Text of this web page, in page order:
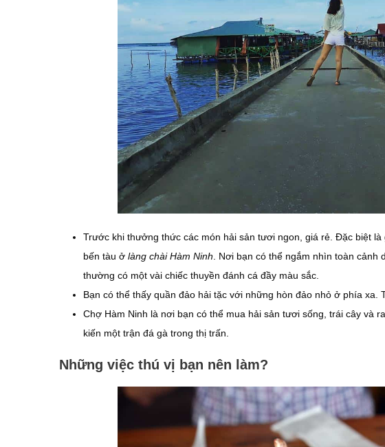
Trước khi thưởng thức các món hải sản tươi ngon, giá rẻ. Đặc biệt là
bến tàu ở làng chài Hàm Ninh . Nơi bạn có thể ngắm nhìn toàn
thường có một vài chiếc thuyền đánh cá đầy màu sắc.
Bạn có thể thấy quần đảo hải tặc với những hòn đảo nhỏ ở phía xa.
Chợ Hàm Ninh là nơi bạn có thể mua hải sản tươi sống, trái cây và
kiến ​​một trận đá gà trong thị trấn.
Những việc thú vị bạn nên làm?